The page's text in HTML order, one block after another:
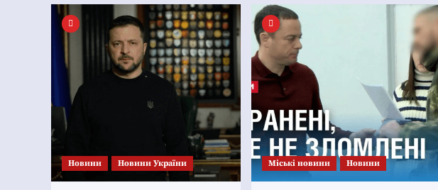
Новини Новини України Mіські новини Новини